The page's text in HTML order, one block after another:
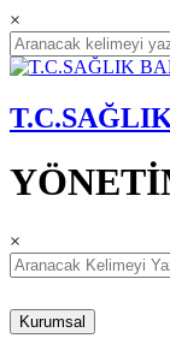
×
×
Kurumsal